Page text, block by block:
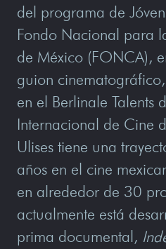
del programa de
Fondo Nacional para
de México (FONCA),
guion
en el Berlinale Talents
Internacional de Cine
Ulises tiene una
años en el cine
en alrededor de 30
actualmente está
prima documental,